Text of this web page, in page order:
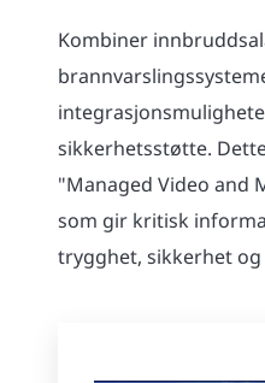
Kombiner
sikkerhetsstøtte.
"Managed Video and
som gir kritisk
trygghet, sikkerhet